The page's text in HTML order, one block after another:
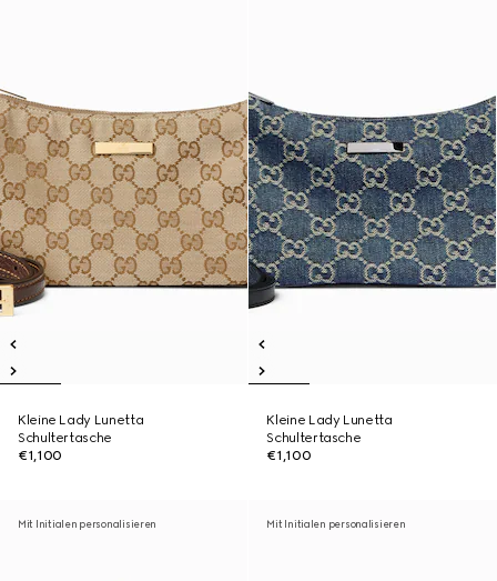
Kleine Lady Lunetta
Schultertasche
€1,100
Kleine Lady Lunetta
Schultertasche
€1,100
Mit Initialen personalisieren Mit Initialen personalisieren